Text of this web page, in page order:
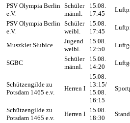
PSV Olympia Berlin
e.V.
Schüler
männl.
15.08.
17:45
PSV Olympia Berlin
e.V.
Schüler
weibl.
15.08.
17:45
Muszkiet Słubice
Jugend
weibl.
15.08.
12:50
SGBC
Schüler
männl.
15.08.
14:20
Schützengilde zu
Potsdam 1465 e.v.
Herren I
15.08.
13:15/
15.08.
16:15
Schützengilde zu
Potsdam 1465 e.v.
Herren I
15.08.
18:30